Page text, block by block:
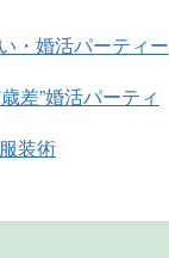
・婚活パーティー
差”婚活パーティ
装術